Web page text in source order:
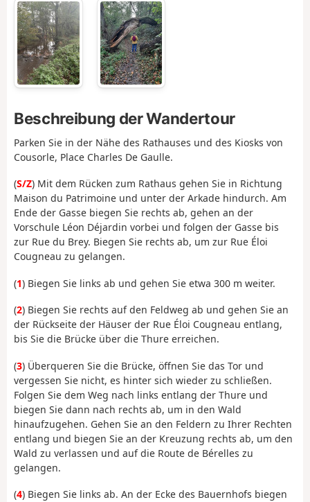
Beschreibung der Wandertour
Parken Sie in der Nähe des Rathauses und des Kiosks von
Cousorle, Place Charles De Gaulle.
(S/Z) Mit dem Rücken zum Rathaus gehen Sie in Richtung
Maison du Patrimoine und unter der Arkade hindurch. Am
Ende der Gasse biegen Sie rechts ab, gehen an der
Vorschule Léon Déjardin vorbei und folgen der Gasse bis
zur Rue du Brey. Biegen Sie rechts ab, um zur Rue Éloi
Cougneau zu gelangen.
(1) Biegen Sie links ab und gehen Sie etwa 300 m weiter.
(2) Biegen Sie rechts auf den Feldweg ab und gehen Sie an
der Rückseite der Häuser der Rue Éloi Cougneau entlang,
bis Sie die Brücke über die Thure erreichen.
(3) Überqueren Sie die Brücke, öffnen Sie das Tor und
vergessen Sie nicht, es hinter sich wieder zu schließen.
Folgen Sie dem Weg nach links entlang der Thure und
biegen Sie dann nach rechts ab, um in den Wald
hinaufzugehen. Gehen Sie an den Feldern zu Ihrer Rechten
entlang und biegen Sie an der Kreuzung rechts ab, um den
Wald zu verlassen und auf die Route de Bérelles zu
gelangen.
(4) Biegen Sie links ab. An der Ecke des Bauernhofs biegen